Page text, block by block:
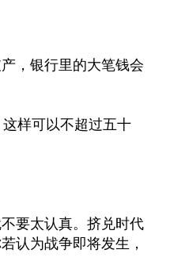
，银行里的大笔钱会
样可以不超过五十
要太认真。挤兑时代
认为战争即将发生，